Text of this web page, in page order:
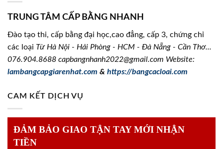
TRUNG TÂM CẤP BẰNG NHANH
Đào tạo thi, cấp bằng đại học,cao đẳng, cấp 3, chứng chỉ
các loại Từ Hà Nội - Hải Phòng - HCM - Đà Nẵng - Cần Thơ...
076.904.8688 capbangnhanh2022@gmail.com Website:
lambangcapgiarenhat.com & https://bangcacloai.com
CAM KẾT DỊCH VỤ
ĐẢM BẢO GIAO TẬN TAY MỚI NHẬN
TIỀN